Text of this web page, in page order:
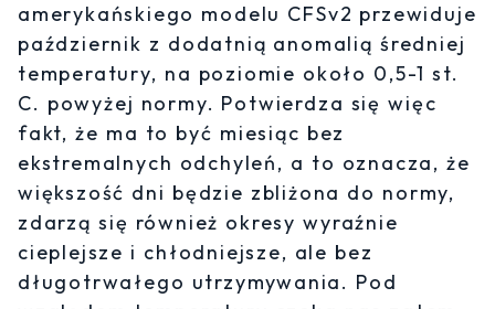
amerykańskiego modelu CFSv2 przewiduje
październik z dodatnią anomalią średniej
temperatury, na poziomie około 0,5-1 st.
C. powyżej normy. Potwierdza się więc
fakt, że ma to być miesiąc bez
ekstremalnych odchyleń, a to oznacza, że
większość dni będzie zbliżona do normy,
zdarzą się również okresy wyraźnie
cieplejsze i chłodniejsze, ale bez
długotrwałego utrzymywania. Pod